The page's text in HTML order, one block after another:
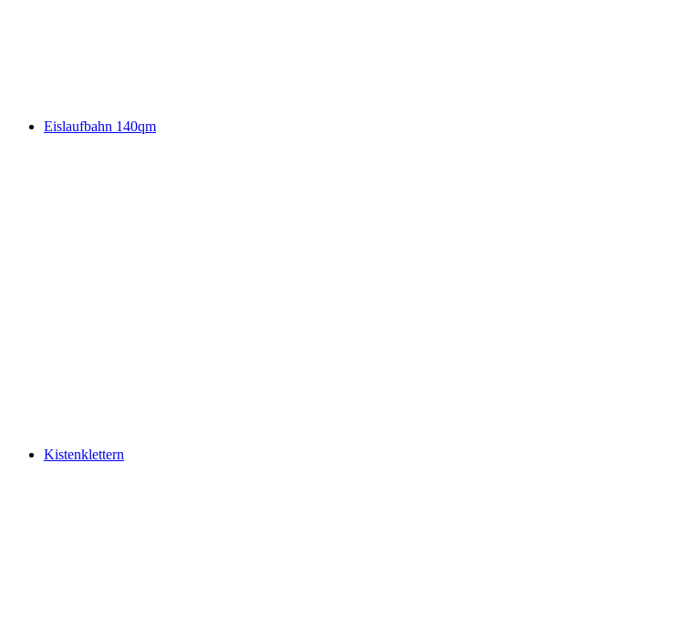
Eislaufbahn 140qm
Kistenklettern